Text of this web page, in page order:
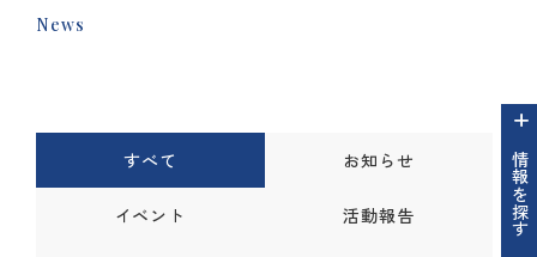
News
情報を探す
すべて お知らせ
イベント 活動報告